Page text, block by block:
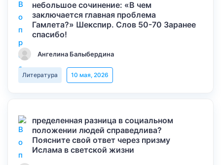
небольшое сочинение: «В чем
заключается главная проблема
Гамлета?» Шекспир. Слов 50-70 Заранее
спасибо!
Ангелина Балыбердина
Литература 10 мая, 2026
пределенная разница в социальном
положении людей справедлива?
Поясните свой ответ через призму
Ислама в светской жизни